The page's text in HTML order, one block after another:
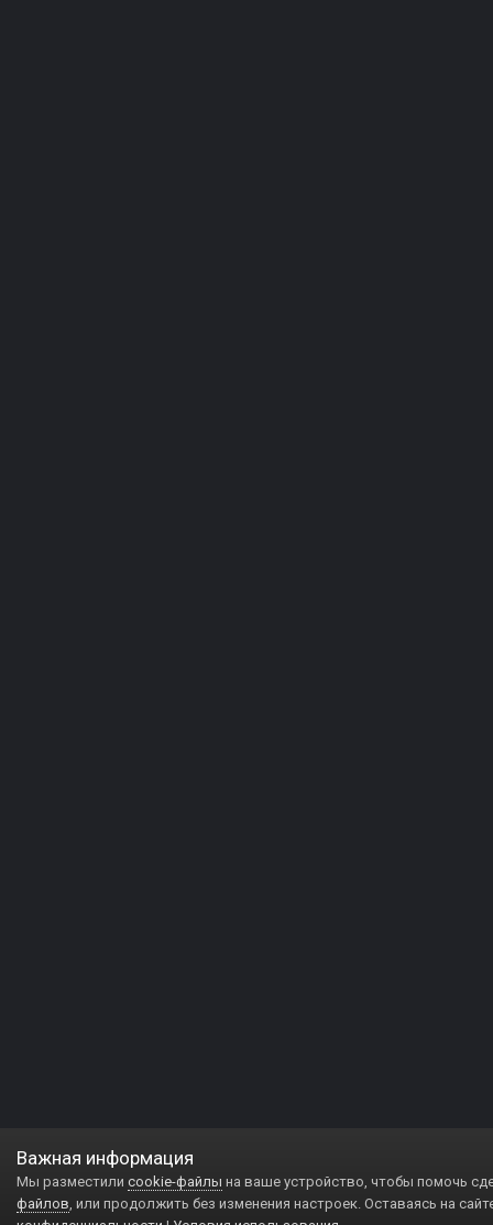
Важная информация
Мы разместили cookie-файлы на ваше устройство, чтобы помочь
файлов, или продолжить без изменения настроек. Оставаясь на